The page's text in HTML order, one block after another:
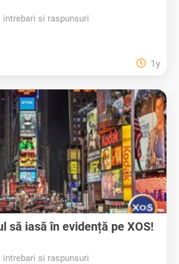
intrebari si raspunsuri
1y
să iasă în evidență pe XOS!
intrebari si raspunsuri